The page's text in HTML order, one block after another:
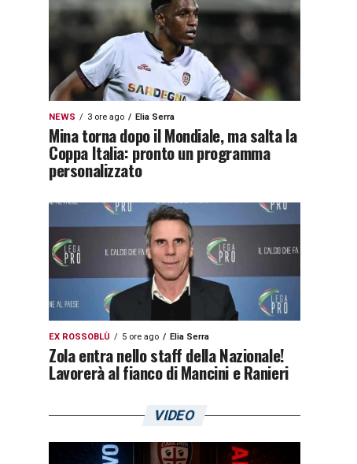
NEWS 3 ore ago Elia Serra
Mina torna dopo il Mondiale, ma salta la
Coppa Italia: pronto un programma
personalizzato
EX ROSSOBLÙ 5 ore ago Elia Serra
Zola entra nello staff della Nazionale!
Lavorerà al fianco di Mancini e Ranieri
VIDEO